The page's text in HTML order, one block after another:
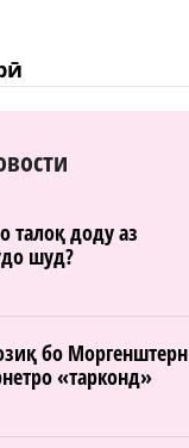
талоқ доду аз
шуд?
бо Моргенштерн
«тарконд»